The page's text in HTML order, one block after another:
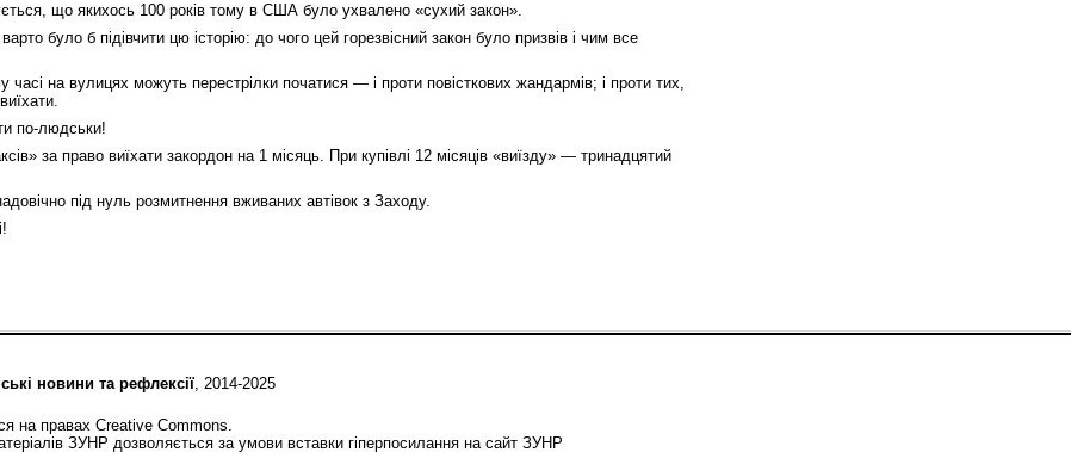
що якихось 100 років тому в США було ухвалено «сухий закон».
було б підівчити цю історію: до чого цей горезвісний закон було призвів і чим все
часі на вулицях можуть перестрілки початися — і проти повісткових жандармів; і проти тих,
по‑людськи!
за право виїхати закордон на 1 місяць. При купівлі 12 місяців «виїзду» — тринадцятий
під нуль розмитнення вживаних автівок з Заходу.
новини та рефлексії, 2014-2025
на правах Creative Commons.
ЗУНР дозволяється за умови вставки гіперпосилання на сайт ЗУНР